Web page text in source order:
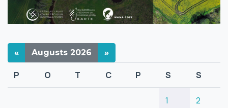
« Augusts 2026 »
P O T C P S S
1 2